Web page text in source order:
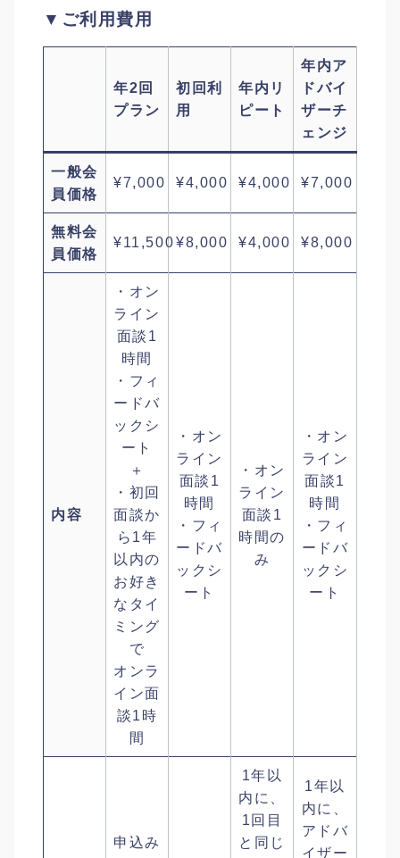
▼ご利用費用
年2回
プラン
初回利
用
年内リ
ピート
年内ア
ドバイ
ザーチ
ェンジ
一般会
員価格
¥7,000 ¥4,000 ¥4,000 ¥7,000
無料会
員価格
¥11,500¥8,000 ¥4,000 ¥8,000
内容
・オン
ライン
面談1
時間
・フィ
ードバ
ックシ
ート
＋
・初回
面談か
ら1年
以内の
お好き
なタイ
ミング
で
オンラ
イン面
談1時
間
・オン
ライン
面談1
時間
・フィ
ードバ
ックシ
ート
・オン
ライン
面談1
時間の
み
・オン
ライン
面談1
時間
・フィ
ードバ
ックシ
ート
申込み
1年以
内に、
1回目
と同じ
1年以
内に、
アドバ
イザー